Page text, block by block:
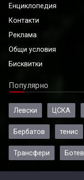
Енциклопедия
Контакти
Реклама
Общи условия
Бисквитки
Популярно
Левски ЦСКА
Бербатов тенис
Трансфери Ботев